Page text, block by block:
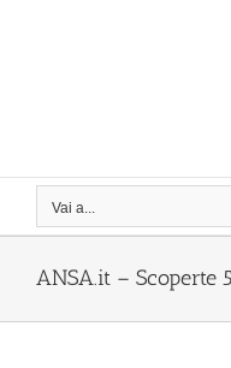
Vai a...
ANSA.it – Scoperte